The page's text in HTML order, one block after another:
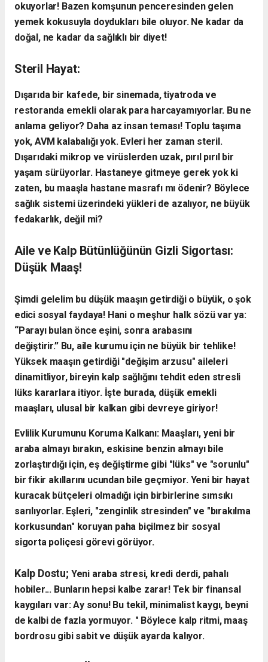
okuyorlar! Bazen komşunun penceresinden gelen
yemek kokusuyla doydukları bile oluyor. Ne kadar da
doğal, ne kadar da sağlıklı bir diyet!
Steril Hayat:
Dışarıda bir kafede, bir sinemada, tiyatroda ve
restoranda emekli olarak para harcayamıyorlar. Bu ne
anlama geliyor? Daha az insan teması! Toplu taşıma
yok, AVM kalabalığı yok. Evleri her zaman steril.
Dışarıdaki mikrop ve virüslerden uzak, pırıl pırıl bir
yaşam sürüyorlar. Hastaneye gitmeye gerek yok ki
zaten, bu maaşla hastane masrafı mı ödenir? Böylece
sağlık sistemi üzerindeki yükleri de azalıyor, ne büyük
fedakarlık, değil mi?
Aile ve Kalp Bütünlüğünün Gizli Sigortası:
Düşük Maaş!
​Şimdi gelelim bu düşük maaşın getirdiği o büyük, o şok
edici sosyal faydaya! Hani o meşhur halk sözü var ya:
“Parayı bulan önce eşini, sonra arabasını
değiştirir.” Bu, aile kurumu için ne büyük bir tehlike!
Yüksek maaşın getirdiği "değişim arzusu" aileleri
dinamitliyor, bireyin kalp sağlığını tehdit eden stresli
lüks kararlara itiyor.​ İşte burada, düşük emekli
maaşları, ulusal bir kalkan gibi devreye giriyor!
Evlilik Kurumunu Koruma Kalkanı: Maaşları, yeni bir
araba almayı bırakın, eskisine benzin almayı bile
zorlaştırdığı için, eş değiştirme gibi "lüks" ve "sorunlu"
bir fikir akıllarını ucundan bile geçmiyor. Yeni bir hayat
kuracak bütçeleri olmadığı için birbirlerine sımsıkı
sarılıyorlar. Eşleri, "zenginlik stresinden" ve "bırakılma
korkusundan" koruyan paha biçilmez bir sosyal
sigorta poliçesi görevi görüyor.
​Kalp Dostu; Yeni araba stresi, kredi derdi, pahalı
hobiler... Bunların hepsi kalbe zarar! Tek bir finansal
kaygıları var: Ay sonu! Bu tekil, minimalist kaygı, beyni
de kalbi de fazla yormuyor. " Böylece kalp ritmi, maaş
bordrosu gibi sabit ve düşük ayarda kalıyor.